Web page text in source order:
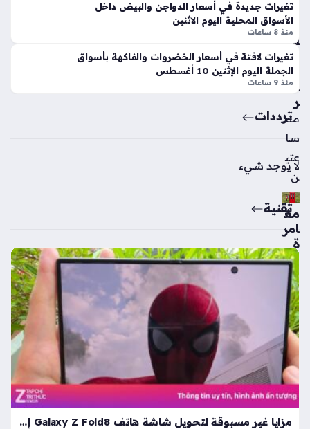
حي
ل
مو
هب
ة
واع
دة
وع
ود
ة
نج
م
مثي
ر
للج
دل
منذ
3
سا
عا
ت
ة
مح
لياً
في
م
ص
ر
منذ
سا
عتي
ن
مغ
امر
ة
اس
تثن
ائي
ة
يق
ط
ع
خلا
لها
رج
ل
تغيرات جديدة في أسعار الدواجن والبيض داخل
الأسواق المحلية اليوم الاثنين
منذ 8 ساعات
تغيرات لافتة في أسعار الخضروات والفاكهة بأسواق
الجملة اليوم الإثنين 10 أغسطس
منذ 9 ساعات
ترددات
لا يوجد شيء
تقنية
مزايا غير مسبوقة لتحويل شاشة هاتف Galaxy Z Fold8 إلى تجربة سينمائية متكاملة